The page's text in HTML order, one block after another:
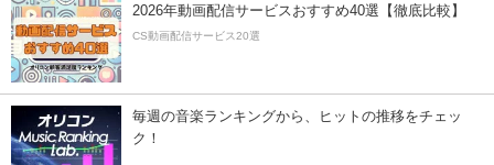
2026年動画配信サービスおすすめ40選【徹底比較】
CS動画配信サービス20選
毎週の音楽ランキングから、ヒットの推移をチェッ
ク！